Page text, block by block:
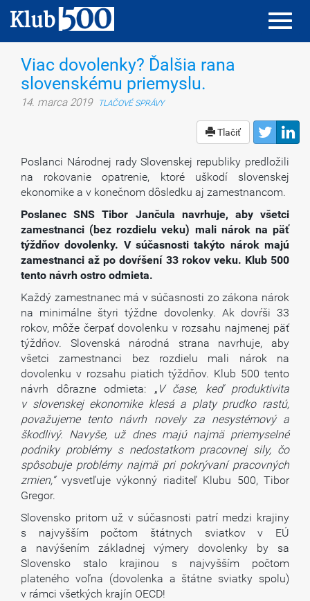
Viac dovolenky? Ďalšia rana
slovenskému priemyslu.
14. marca 2019 TLAČOVÉ SPRÁVY
Tlačiť
Poslanci Národnej rady Slovenskej republiky predložili
na rokovanie opatrenie, ktoré uškodí slovenskej
ekonomike a v konečnom dôsledku aj zamestnancom.
Poslanec SNS Tibor Jančula navrhuje, aby všetci
zamestnanci (bez rozdielu veku) mali nárok na päť
týždňov dovolenky. V súčasnosti takýto nárok majú
zamestnanci až po dovŕšení 33 rokov veku. Klub 500
tento návrh ostro odmieta.
Každý zamestnanec má v súčasnosti zo zákona nárok
na minimálne štyri týždne dovolenky. Ak dovŕši 33
rokov, môže čerpať dovolenku v rozsahu najmenej päť
týždňov. Slovenská národná strana navrhuje, aby
všetci zamestnanci bez rozdielu mali nárok na
dovolenku v rozsahu piatich týždňov. Klub 500 tento
návrh dôrazne odmieta: „ V čase, keď produktivita
v slovenskej ekonomike klesá a platy prudko rastú,
považujeme tento návrh novely za nesystémový a
škodlivý. Navyše, už dnes majú najmä priemyselné
podniky problémy s nedostatkom pracovnej sily, čo
spôsobuje problémy najmä pri pokrývaní pracovných
zmien,“ vysvetľuje výkonný riaditeľ Klubu 500, Tibor
Gregor.
Slovensko pritom už v súčasnosti patrí medzi krajiny
s najvyšším počtom štátnych sviatkov v EÚ
a navýšením základnej výmery dovolenky by sa
Slovensko stalo krajinou s najvyšším počtom
plateného voľna (dovolenka a štátne sviatky spolu)
v rámci všetkých krajín OECD!